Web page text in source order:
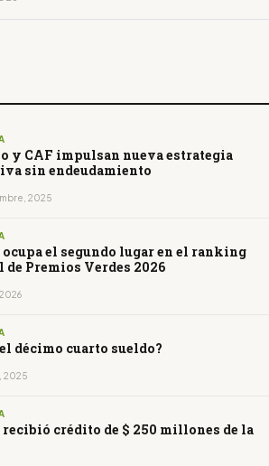
y CAF impulsan nueva estrategia
sin endeudamiento
2025
ocupa el segundo lugar en el ranking
de Premios Verdes 2026
el décimo cuarto sueldo?
2025
recibió crédito de $ 250 millones de la